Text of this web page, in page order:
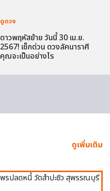
ดูดวง
ดาวพฤหัสย้าย วันนี้ 30 เม.ย.
2567! เช็กด่วน ดวงลัคนาราศี
คุณจะเป็นอย่างไร
ดูเพิ่มเติม